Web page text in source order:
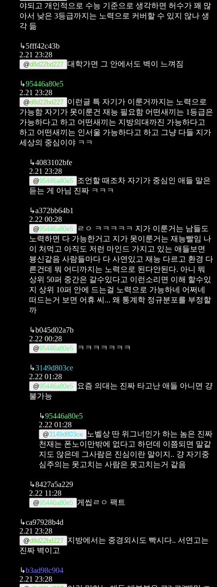
야되고 개인적으로 수능 기준으로 생각하면 허수가 꽤 많
아서 낮은 3등급까지는 노력으로 커버할 수 있지 않나 생
각 듦
↳5fff42c43b
2.21 23:28
@d8d22bd227 대학가면 그 안에서도 벽이 느껴짐
↳95446a80e5
2.21 23:28
@d8d22bd227 이런글 특 자기가 이룬거까지는 노력으로
가능함 자기가 못이룬건 재능 필요함 어떤새끼는 1등급은
가능하다고 하고 어떤새끼는 지방의대까진 가능하다고
하고 어떤새끼는 인서울 가능하다고 하고 그냥 다들 지가
세상의 중심이야 ㅋㅋ
↳4083102bfe
2.21 23:28
@95446a80e5 조언할 때조차 자기가 중심인 애들 말은
듣는 게 아님 진짜 ㅋㅋㅋ
↳a372bb64b1
2.22 00:28
@95446a80e5 ㄹㅇ ㅋㅋㅋㅋㅋ 지가 이룬거는 남들도
노력하면 다 가능한거고 지가 못이룬거는 재능빨임 나
이 처먹고 아직도 저런 마인드 가지고 있는 애들보면
븅신같음 사람들마다 다 사연있고 재능 다르고 환경 다
른건데 뭐 어디까지는 노력으로 된다안된다. 아니 뭐
상위 50퍼 중간은 갈수있다고 이런소리면 이해 할수있
지 상위 10퍼 안에 드는걸 노력으로 가능하네 어쩌네
떠드는거 보면 어휴 씨... 왜 통계학 정규분포를 부정할
까
↳b045d02a7b
2.22 00:28
@95446a80e5 ㅋㅋㅋㅋㅋㅋㅋ
↳3149d803ce
2.22 01:28
@95446a80e5
요즘 의대는 진짜 타고난 애들 아니면 걍
불가능
↳95446a80e5
2.22 01:28
@3149d803ce
노벨상 딴 위그너인가 하는 놈은 진짜
천재는 폰노이만밖에 없다고 하던데 이쯤되면 말같
지도 않은데 그사람은 진심이란 말이지.. 걍 자기중
심주의는 못고치는 사람은 못고치는거 같음
↳8427a5a229
2.22 11:28
@95446a80e5 게씹ㄹㅇ 팩트
↳ca97928b4d
2.21 23:28
@d8d22bd227 지방에서는 중경외시도 빡시다.. 서연고는
진짜 벽이고
↳b3ad98c904
2.21 23:28